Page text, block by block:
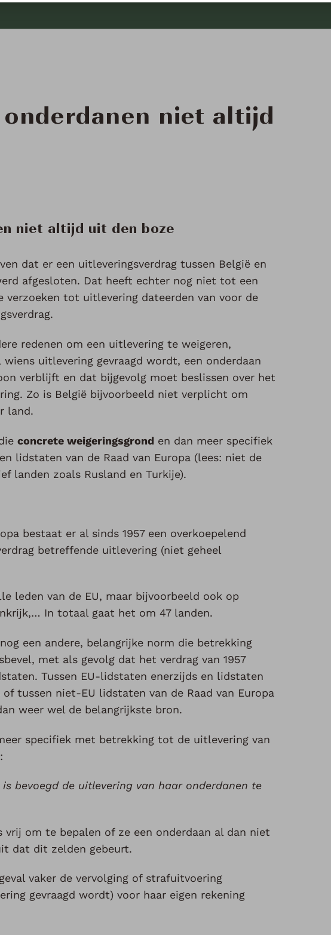
onderdanen niet altijd
niet altijd uit den boze
dat er een uitleveringsverdrag tussen België en
afgesloten. Dat heeft echter nog niet tot een
verzoeken tot uitlevering dateerden van voor de
redenen om een uitlevering te weigeren,
uitlevering gevraagd wordt, een onderdaan
verblijft en dat bijgevolg moet beslissen over het
Zo is België bijvoorbeeld niet verplicht om
land.
concrete weigeringsgrond en dan meer specifiek
lidstaten van de Raad van Europa (lees: niet de
landen zoals Rusland en Turkije).
bestaat er al sinds 1957 een overkoepelend
betreffende uitlevering (niet geheel
leden van de EU, maar bijvoorbeeld ook op
In totaal gaat het om 47 landen.
een andere, belangrijke norm die betrekking
met als gevolg dat het verdrag van 1957
Tussen EU-lidstaten enerzijds en lidstaten
tussen niet-EU lidstaten van de Raad van Europa
weer wel de belangrijkste bron.
specifiek met betrekking tot de uitlevering van
bevoegd de uitlevering van haar onderdanen te
om te bepalen of ze een onderdaan al dan niet
dat dit zelden gebeurt.
vaker de vervolging of strafuitvoering
gevraagd wordt) voor haar eigen rekening